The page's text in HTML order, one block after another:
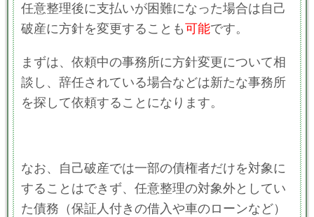
任意整理後に支払いが困難になった場合は自己
破産に方針を変更することも可能です。
まずは、依頼中の事務所に方針変更について相
談し、辞任されている場合などは新たな事務所
を探して依頼することになります。
なお、自己破産では一部の債権者だけを対象に
することはできず、任意整理の対象外としてい
た債務（保証人付きの借入や車のローンなど）